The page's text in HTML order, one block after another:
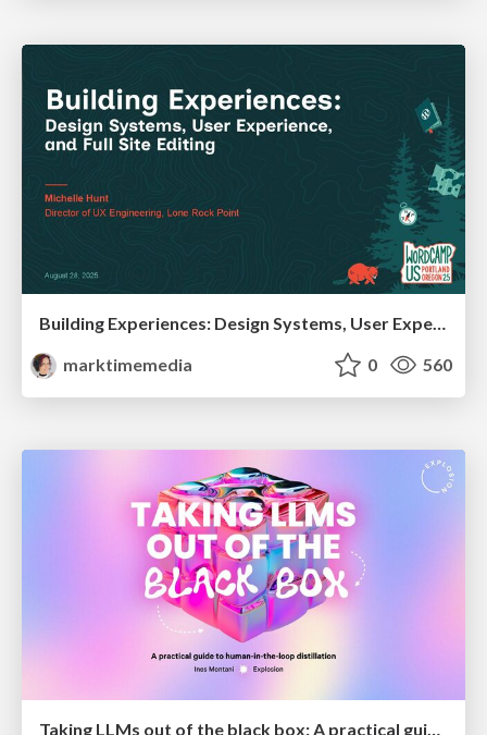
Building Experiences: Design Systems, User Experience, and Full Site Editing
marktimemedia
0 560